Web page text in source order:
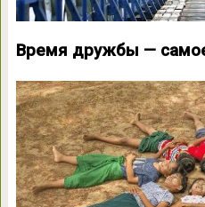
Время дружбы —